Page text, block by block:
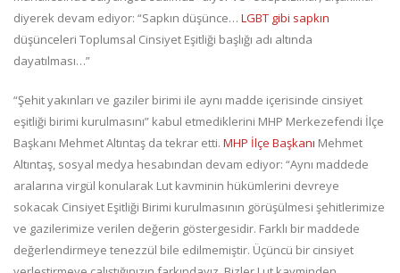
diyerek devam ediyor: “Sapkın düşünce… LGBT gibi sapkın
düşünceleri Toplumsal Cinsiyet Eşitliği başlığı adı altında
dayatılması…”
“Şehit yakınları ve gaziler birimi ile aynı madde içerisinde cinsiyet
eşitliği birimi kurulmasını” kabul etmediklerini MHP Merkezefendi İlçe
Başkanı Mehmet Altıntaş da tekrar etti. MHP İlçe Başkanı Mehmet
Altıntaş, sosyal medya hesabından devam ediyor: “Aynı maddede
aralarına virgül konularak Lut kavminin hükümlerini devreye
sokacak Cinsiyet Eşitliği Birimi kurulmasının görüşülmesi şehitlerimize
ve gazilerimize verilen değerin göstergesidir. Farklı bir maddede
değerlendirmeye tenezzül bile edilmemiştir. Üçüncü bir cinsiyet